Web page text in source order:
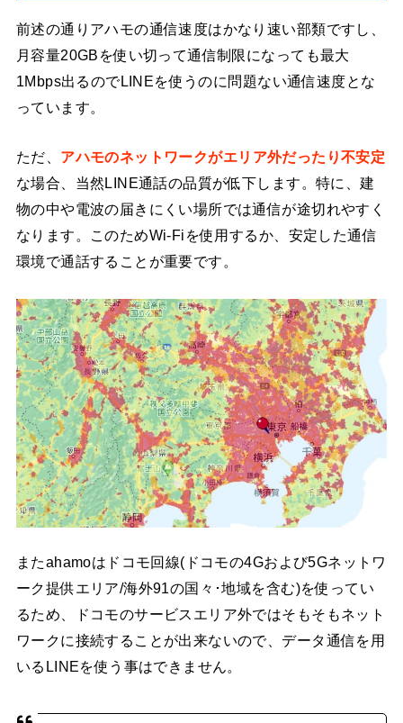
前述の通りアハモの通信速度はかなり速い部類ですし、
月容量20GBを使い切って通信制限になっても最大
1Mbps出るのでLINEを使うのに問題ない通信速度とな
っています。
ただ、 アハモのネットワークがエリア外だったり不安定
な場合、当然LINE通話の品質が低下します。特に、建
物の中や電波の届きにくい場所では通信が途切れやすく
なります。このためWi-Fiを使用するか、安定した通信
環境で通話することが重要です。
またahamoはドコモ回線(ドコモの4Gおよび5Gネットワ
ーク提供エリア/海外91の国々･地域を含む)を使ってい
るため、ドコモのサービスエリア外ではそもそもネット
ワークに接続することが出来ないので、データ通信を用
いるLINEを使う事はできません。